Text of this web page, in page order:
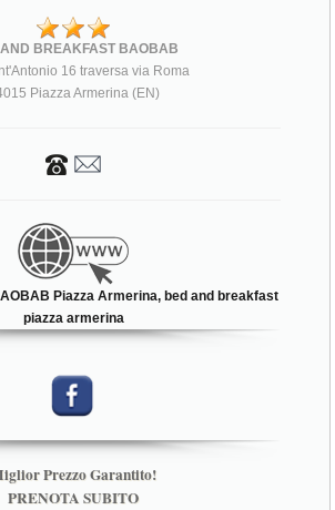
BREAKFAST BAOBAB
16 traversa via Roma
Piazza Armerina (EN)
Piazza Armerina, bed and breakfast
piazza armerina
Prezzo Garantito!
PRENOTA SUBITO